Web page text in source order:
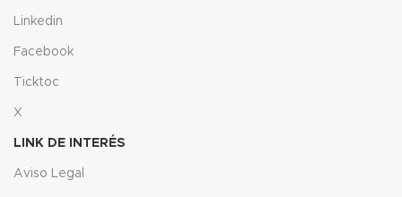
Linkedin
Facebook
Ticktoc
X
LINK DE INTERÉS
Aviso Legal